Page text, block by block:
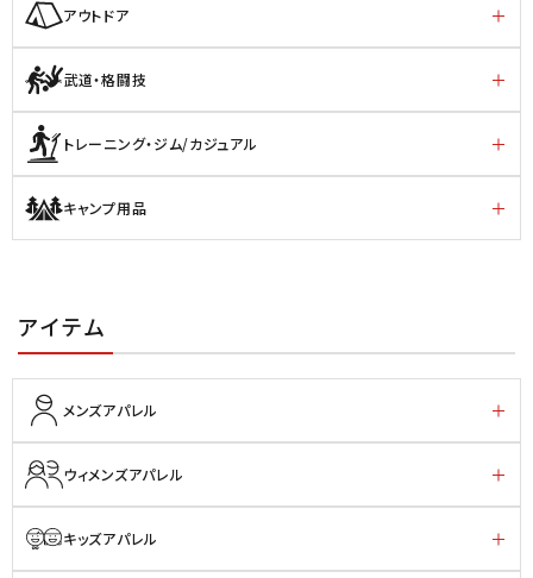
アウトドア
武道・格闘技
トレーニング・ジム/カジュアル
キャンプ用品
アイテム
メンズアパレル
ウィメンズアパレル
キッズアパレル